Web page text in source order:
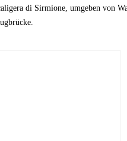
di Sirmione, umgeben von